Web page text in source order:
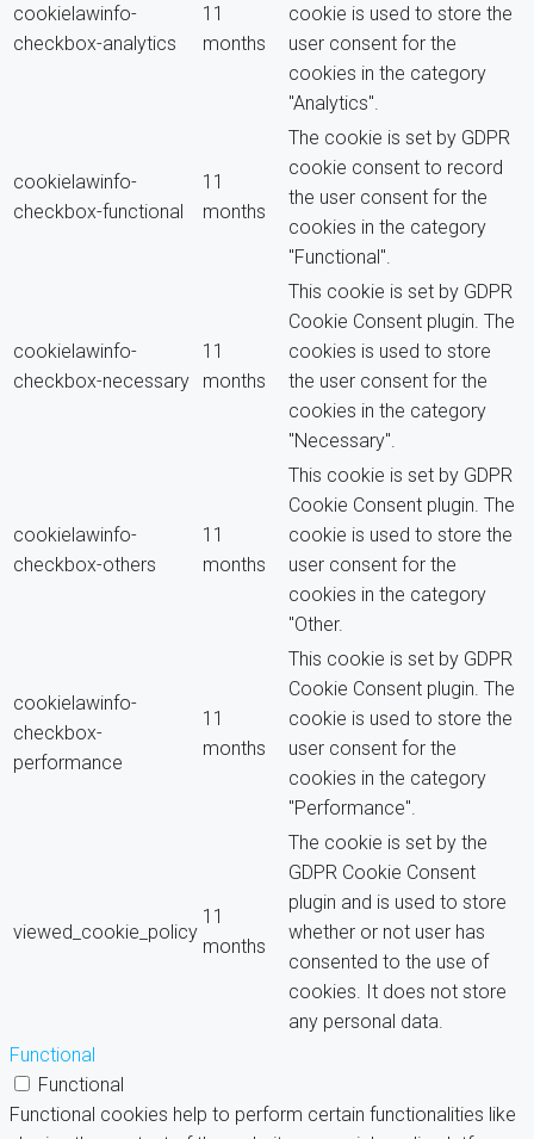
cookielawinfo-
checkbox-analytics
11
months
cookie is used to store the
user consent for the
cookies in the category
"Analytics".
cookielawinfo-
checkbox-functional
11
months
The cookie is set by GDPR
cookie consent to record
the user consent for the
cookies in the category
"Functional".
cookielawinfo-
checkbox-necessary
11
months
This cookie is set by GDPR
Cookie Consent plugin. The
cookies is used to store
the user consent for the
cookies in the category
"Necessary".
cookielawinfo-
checkbox-others
11
months
This cookie is set by GDPR
Cookie Consent plugin. The
cookie is used to store the
user consent for the
cookies in the category
"Other.
cookielawinfo-
checkbox-
performance
11
months
This cookie is set by GDPR
Cookie Consent plugin. The
cookie is used to store the
user consent for the
cookies in the category
"Performance".
viewed_cookie_policy
11
months
The cookie is set by the
GDPR Cookie Consent
plugin and is used to store
whether or not user has
consented to the use of
cookies. It does not store
any personal data.
Functional
Functional
Functional cookies help to perform certain functionalities like